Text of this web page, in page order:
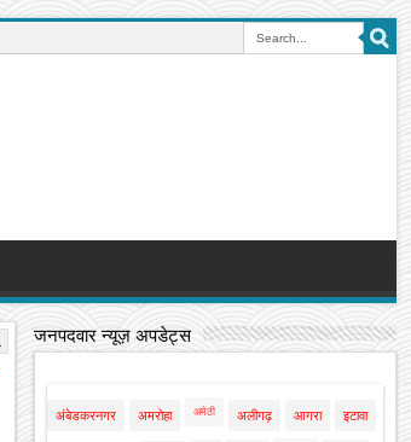
जनपदवार न्यूज़ अपडेट्स
अंबेडकरनगर अमरोहा अमेठी अलीगढ़ आगरा इटावा